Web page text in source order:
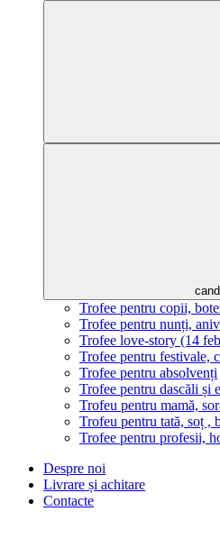
Trofee pentru copii,
Trofee pentru nunți,
Trofee love-story (14
Trofee pentru festivale,
Trofee pentru absolvenți
Trofee pentru dascăli și
Trofeu pentru mamă,
Trofeu pentru tată, soț ,
Trofee pentru profesii,
Despre noi
Livrare și achitare
Contacte